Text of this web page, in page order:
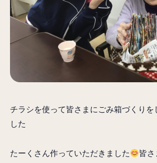
025-257-9633 （受付時間／9:00〜
チラシを使って皆さまにごみ箱づくりを
した
たーくさん作っていただきました
皆さ